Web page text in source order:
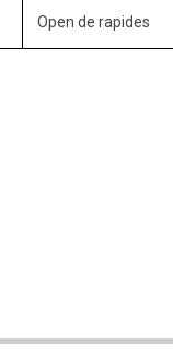
Open de rapides